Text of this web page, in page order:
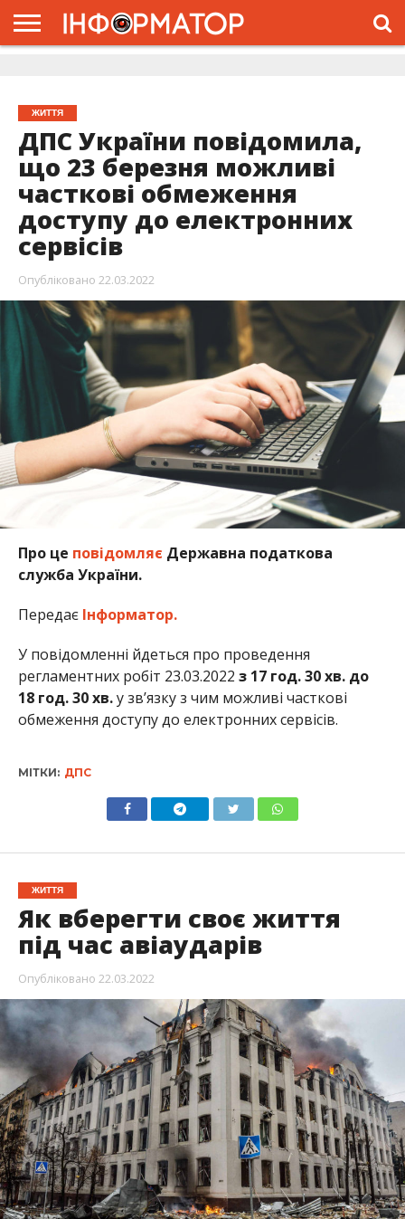
ЖИТТЯ
ДПС України повідомила,
що 23 березня можливі
часткові обмеження
доступу до електронних
сервісів
Опубліковано 22.03.2022
Про це повідомляє Державна податкова
служба України.
Передає Інформатор.
У повідомленні йдеться про проведення
регламентних робіт 23.03.2022 з 17 год. 30 хв. до
18 год. 30 хв.у зв’язку з чим можливі часткові
обмеження доступу до електронних сервісів.
МІТКИ: ДПС
ЖИТТЯ
Як вберегти своє життя
під час авіаударів
Опубліковано 22.03.2022